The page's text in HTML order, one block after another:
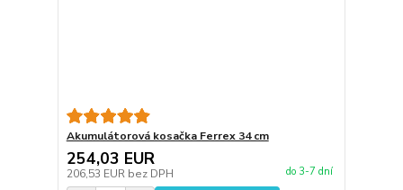
Akumulátorová kosačka Ferrex 34 cm
254,03 EUR
206,53 EUR bez DPH do 3-7 dní